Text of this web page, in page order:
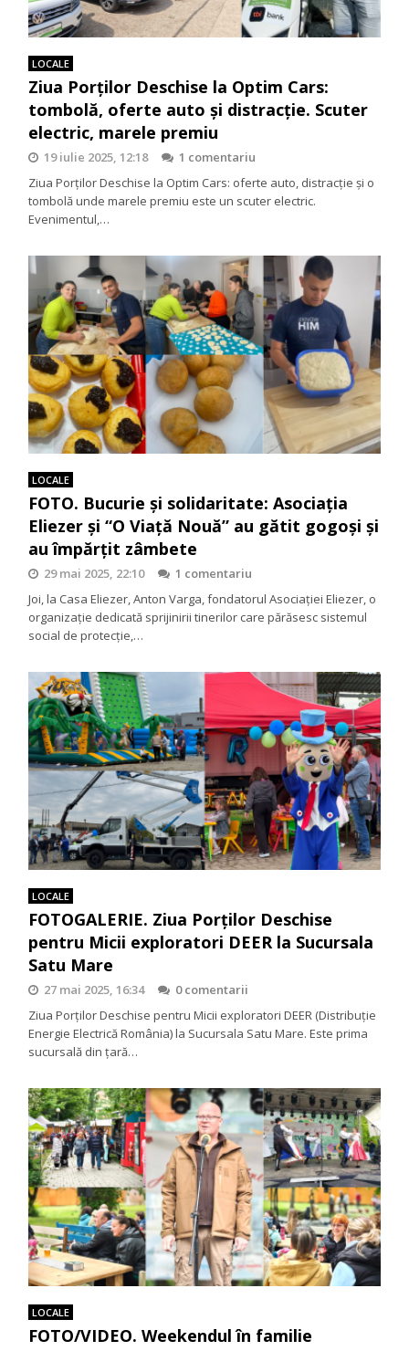
LOCALE
Ziua Porților Deschise la Optim Cars:
tombolă, oferte auto și distracție. Scuter
electric, marele premiu
19 iulie 2025, 12:18
1 comentariu
Ziua Porților Deschise la Optim Cars: oferte auto, distracție și o
tombolă unde marele premiu este un scuter electric.
Evenimentul,…
LOCALE
FOTO. Bucurie și solidaritate: Asociația
Eliezer și “O Viață Nouă” au gătit gogoși și
au împărțit zâmbete
29 mai 2025, 22:10
1 comentariu
Joi, la Casa Eliezer, Anton Varga, fondatorul Asociației Eliezer, o
organizație dedicată sprijinirii tinerilor care părăsesc sistemul
social de protecție,…
LOCALE
FOTOGALERIE. Ziua Porților Deschise
pentru Micii exploratori DEER la Sucursala
Satu Mare
27 mai 2025, 16:34
0 comentarii
Ziua Porților Deschise pentru Micii exploratori DEER (Distribuție
Energie Electrică România) la Sucursala Satu Mare. Este prima
sucursală din țară…
LOCALE
FOTO/VIDEO. Weekendul în familie